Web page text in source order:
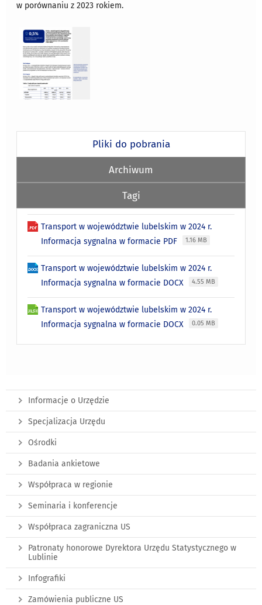
w porównaniu z 2023 rokiem.
Pliki do pobrania
Archiwum
Tagi
Transport w województwie lubelskim w 2024 r.
Informacja sygnalna w formacie PDF
1.16 MB
Transport w województwie lubelskim w 2024 r.
Informacja sygnalna w formacie DOCX
4.55 MB
Transport w województwie lubelskim w 2024 r.
Informacja sygnalna w formacie DOCX
0.05 MB
Informacje o Urzędzie
Specjalizacja Urzędu
Ośrodki
Badania ankietowe
Współpraca w regionie
Seminaria i konferencje
Współpraca zagraniczna US
Patronaty honorowe Dyrektora Urzędu Statystycznego w
Lublinie
Infografiki
Zamówienia publiczne US